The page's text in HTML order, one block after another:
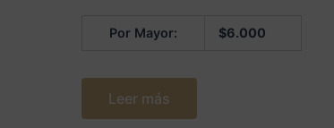
Por Mayor: $6.000
Leer más